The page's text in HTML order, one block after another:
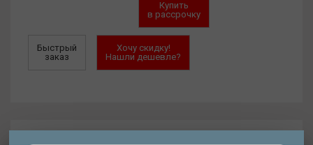
Купить
в рассрочку
Быстрый
заказ
Хочу скидку!
Нашли дешевле?